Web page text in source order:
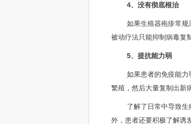
4、没有彻底根治
如果生殖器疱疹常
被动疗法只能抑制病毒复
5、提抗能力弱
如果患者的免疫能
繁殖，然后大量复制出新
了解了日常中导致
外，患者还要积极了解诱